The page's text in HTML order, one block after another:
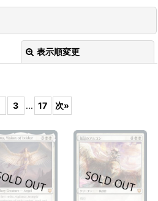
表示順変更
絞り込む
3 ... 17 次»